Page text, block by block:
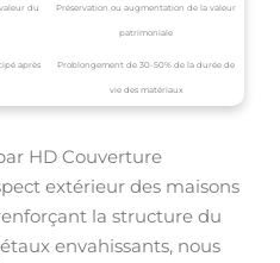
du Préservation ou augmentation de la valeur
patrimoniale
après Problongement de 30-50% de la durée de
vie des matériaux
HD Couverture
extérieur des maisons
la structure du
envahissants, nous